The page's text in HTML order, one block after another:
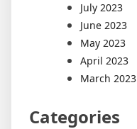
July 2023
June 2023
May 2023
April 2023
March 2023
Categories